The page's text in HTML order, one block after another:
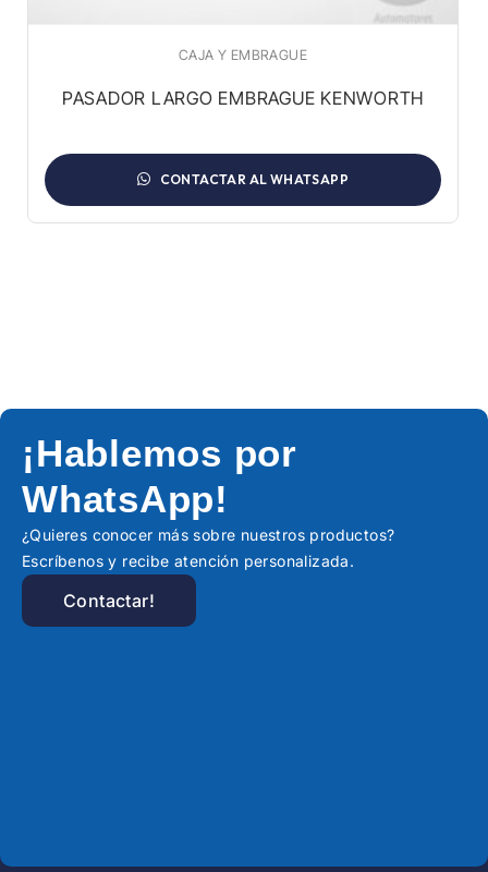
CAJA Y EMBRAGUE
PASADOR LARGO EMBRAGUE KENWORTH
CONTACTAR AL WHATSAPP
¡Hablemos por
WhatsApp!
¿Quieres conocer más sobre nuestros productos?
Escríbenos y recibe atención personalizada.
Contactar!